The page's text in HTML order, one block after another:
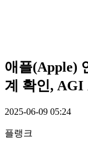
애플(Apple)
계 확인, AGI
2025-06-09 05:24
플랭크